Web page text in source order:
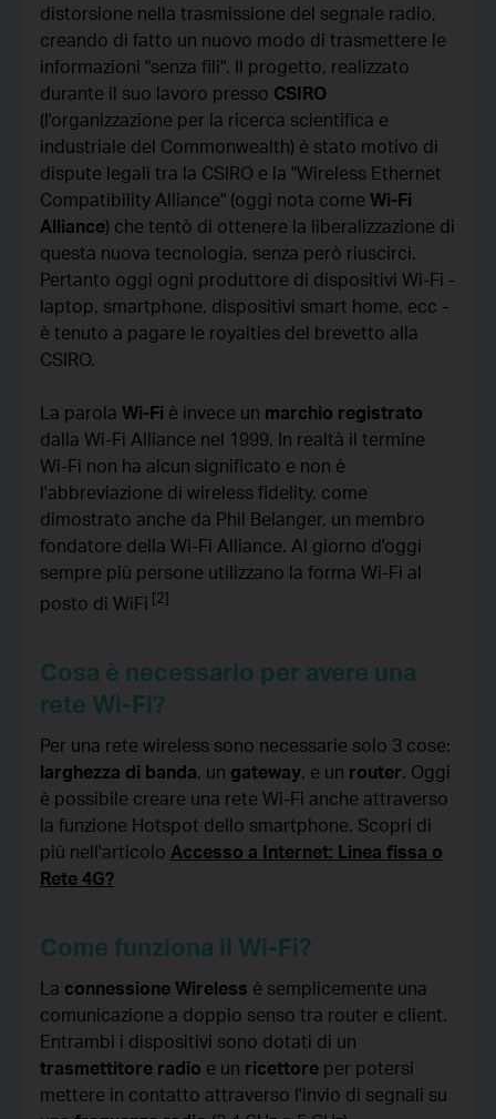
distorsione nella trasmissione del segnale radio,
creando di fatto un nuovo modo di trasmettere le
informazioni "senza fili". Il progetto, realizzato
durante il suo lavoro presso CSIRO
(l'organizzazione per la ricerca scientifica e
industriale del Commonwealth) è stato motivo di
dispute legali tra la CSIRO e la "Wireless Ethernet
Compatibility Alliance" (oggi nota come Wi-Fi
Alliance) che tentò di ottenere la liberalizzazione di
questa nuova tecnologia, senza però riuscirci.
Pertanto oggi ogni produttore di dispositivi Wi-Fi -
laptop, smartphone, dispositivi smart home, ecc -
è tenuto a pagare le royalties del brevetto alla
CSIRO.
La parola Wi-Fi è invece un marchio registrato
dalla Wi-Fi Alliance nel 1999. In realtà il termine
Wi-Fi non ha alcun significato e non è
l'abbreviazione di wireless fidelity, come
dimostrato anche da Phil Belanger, un membro
fondatore della Wi-Fi Alliance. Al giorno d'oggi
sempre più persone utilizzano la forma Wi-Fi al
posto di WiFi [2]
Cosa è necessario per avere una
rete Wi-Fi?
Per una rete wireless sono necessarie solo 3 cose:
larghezza di banda, un gateway, e un router. Oggi
è possibile creare una rete Wi-Fi anche attraverso
la funzione Hotspot dello smartphone. Scopri di
più nell'articolo Accesso a Internet: Linea fissa o
Rete 4G?
Come funziona il Wi-Fi?
La connessione Wireless è semplicemente una
comunicazione a doppio senso tra router e client.
Entrambi i dispositivi sono dotati di un
trasmettitore radio e un ricettore per potersi
mettere in contatto attraverso l'invio di segnali su